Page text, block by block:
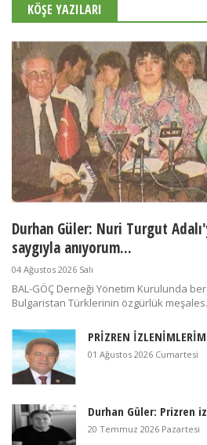
KÖŞE YAZILARI
Durhan Güler: Nuri Turgut
saygıyla anıyorum...
04 Ağustos 2026 Salı
BAL-GÖÇ Derneği Yönetim Kurulunda
Bulgaristan Türklerinin özgürlük
PRİZREN İZLENİMLERİM
01 Ağustos 2026 Cumartesi
Durhan Güler: Prizren
20 Temmuz 2026 Pazartesi